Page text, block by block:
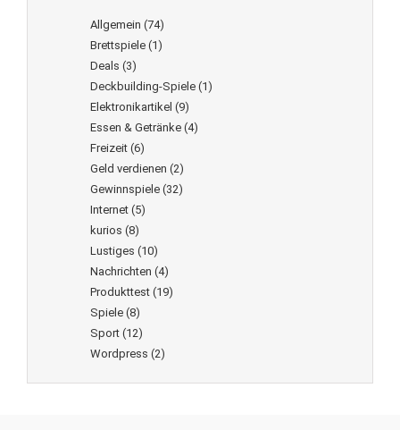
Allgemein (74)
Brettspiele (1)
Deals (3)
Deckbuilding-Spiele (1)
Elektronikartikel (9)
Essen & Getränke (4)
Freizeit (6)
Geld verdienen (2)
Gewinnspiele (32)
Internet (5)
kurios (8)
Lustiges (10)
Nachrichten (4)
Produkttest (19)
Spiele (8)
Sport (12)
Wordpress (2)